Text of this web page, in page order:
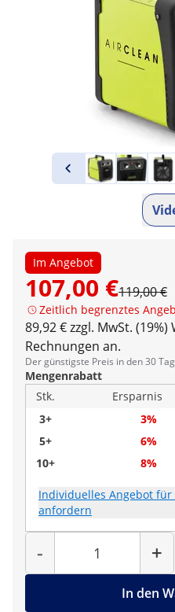
Im Angebot
107,00 €119,00 €
Zeitlich begrenztes
89,92 € zzgl. MwSt. (19%)
Rechnungen an.
Der günstigste Preis in den 30
Mengenrabatt
Stk.
Ersparnis
3+
3%
5+
6%
10+
8%
Individuelles Angebot
anfordern
-
Menge
+
In den